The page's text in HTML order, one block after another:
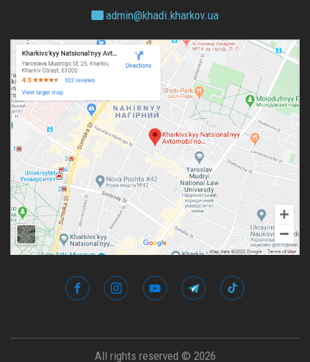
admin@khadi.kharkov.ua
All rights reserved © 2026